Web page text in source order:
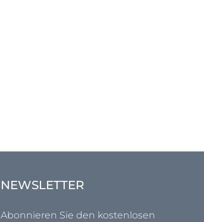
NEWSLETTER
Abonnieren Sie den kostenlosen